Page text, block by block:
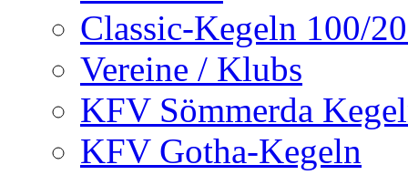
Classic-Kegeln 100/
Vereine / Klubs
KFV Sömmerda
KFV Gotha-Kegeln